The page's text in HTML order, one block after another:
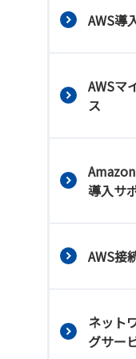
AWS導
AWSマ
ス
導入サ
AWS接
ネット
グサー